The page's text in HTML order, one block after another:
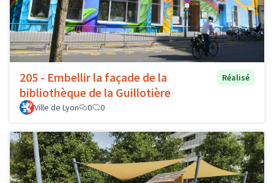
205 - Embellir la façade de la
bibliothèque de la Guillotière
Réalisé
Ville de Lyon 0 0